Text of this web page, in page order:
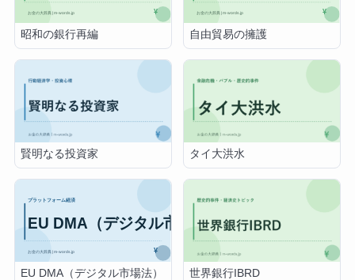
昭和の銀行再編 自由貿易の擁護
賢明なる投資家 タイ大洪水
EU DMA（デジタル市場法） 世界銀行IBRD